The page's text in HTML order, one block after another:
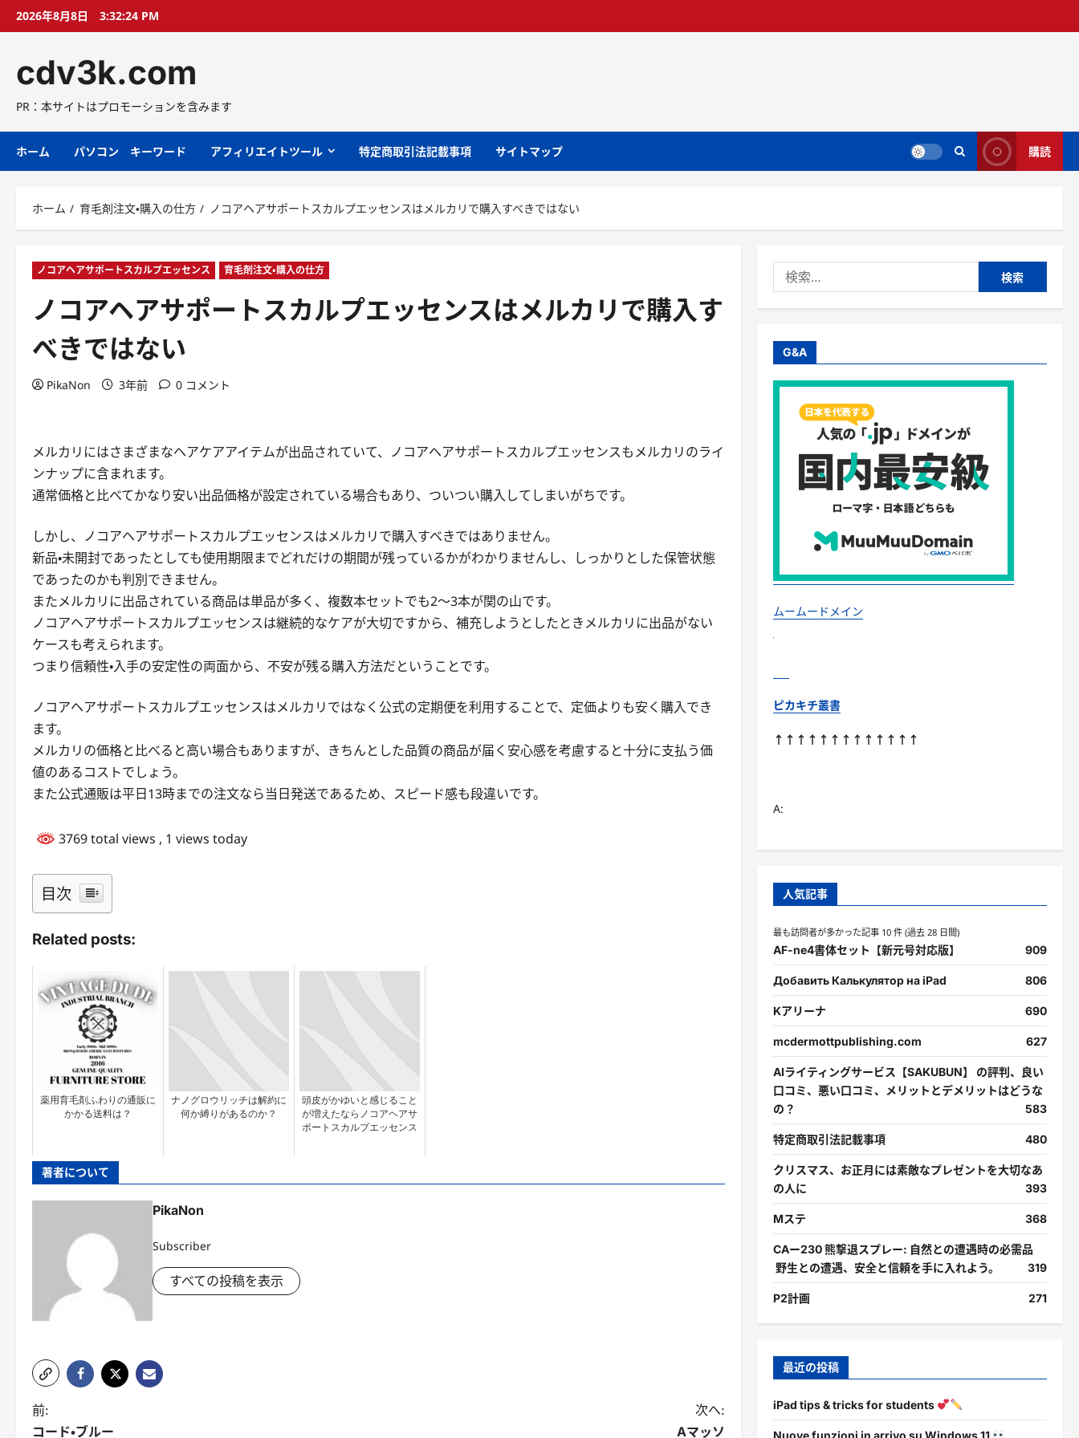
プ
2026年8月8日 3:32:25 PM
cdv3k.com
PR：本サイトはプロモーションを含みます
ホーム パソコン キーワード アフィリエイトツール 特定商取引法記載事項 サイトマップ 購読
ホーム 育毛剤注文・購入の仕方 ノコアヘアサポートスカルプエッセンスはメルカリで購入すべきではない
ノコアヘアサポートスカルプエッセンス 育毛剤注文・購入の仕方
ノコアヘアサポートスカルプエッセンスはメルカリで購入す
べきではない
PikaNon 3年前 0 コメント
メルカリにはさまざまなヘアケアアイテムが出品されていて、ノコアヘアサポートスカルプエッセンスもメルカリのライ
ンナップに含まれます。
通常価格と比べてかなり安い出品価格が設定されている場合もあり、ついつい購入してしまいがちです。
しかし、ノコアヘアサポートスカルプエッセンスはメルカリで購入すべきではありません。
新品・未開封であったとしても使用期限までどれだけの期間が残っているかがわかりませんし、しっかりとした保管状態
であったのかも判別できません。
またメルカリに出品されている商品は単品が多く、複数本セットでも2～3本が関の山です。
ノコアヘアサポートスカルプエッセンスは継続的なケアが大切ですから、補充しようとしたときメルカリに出品がない
ケースも考えられます。
つまり信頼性・入手の安定性の両面から、不安が残る購入方法だということです。
ノコアヘアサポートスカルプエッセンスはメルカリではなく公式の定期便を利用することで、定価よりも安く購入でき
ます。
メルカリの価格と比べると高い場合もありますが、きちんとした品質の商品が届く安心感を考慮すると十分に支払う価
値のあるコストでしょう。
また公式通販は平日13時までの注文なら当日発送であるため、スピード感も段違いです。
3769 total views , 1 views today
目次
Related posts:
薬用育毛剤ふわりの通販に
かかる送料は？
ナノグロウリッチは解約に
何か縛りがあるのか？
頭皮がかゆいと感じること
が増えたならノコアヘアサ
ポートスカルプエッセンス
著者について
PikaNon
Subscriber
すべての投稿を表示
投
前:
コード・ブルー
次へ:
Aマッソ
索:
G&A
ムームードメイン
ピカキチ叢書
↑↑↑↑↑↑↑↑↑↑↑↑↑
A:
人気記事
最も訪問者が多かった記事 10 件 (過去 28 日間)
AF-ne4書体セット【新元号対応版】 909
Добавить Калькулятор на iPad 806
Kアリーナ 690
mcdermottpublishing.com 627
AIライティングサービス【SAKUBUN】 の評判、良い
口コミ、悪い口コミ、メリットとデメリットはどうな
の？
583
特定商取引法記載事項 480
クリスマス、お正月には素敵なプレゼントを大切なあ
の人に
393
Mステ 368
CAー230 熊撃退スプレー: 自然との遭遇時の必需品
野生との遭遇、安全と信頼を手に入れよう。
319
P2計画 271
最近の投稿
iPad tips & tricks for students
Nuove funzioni in arrivo su Windows 11